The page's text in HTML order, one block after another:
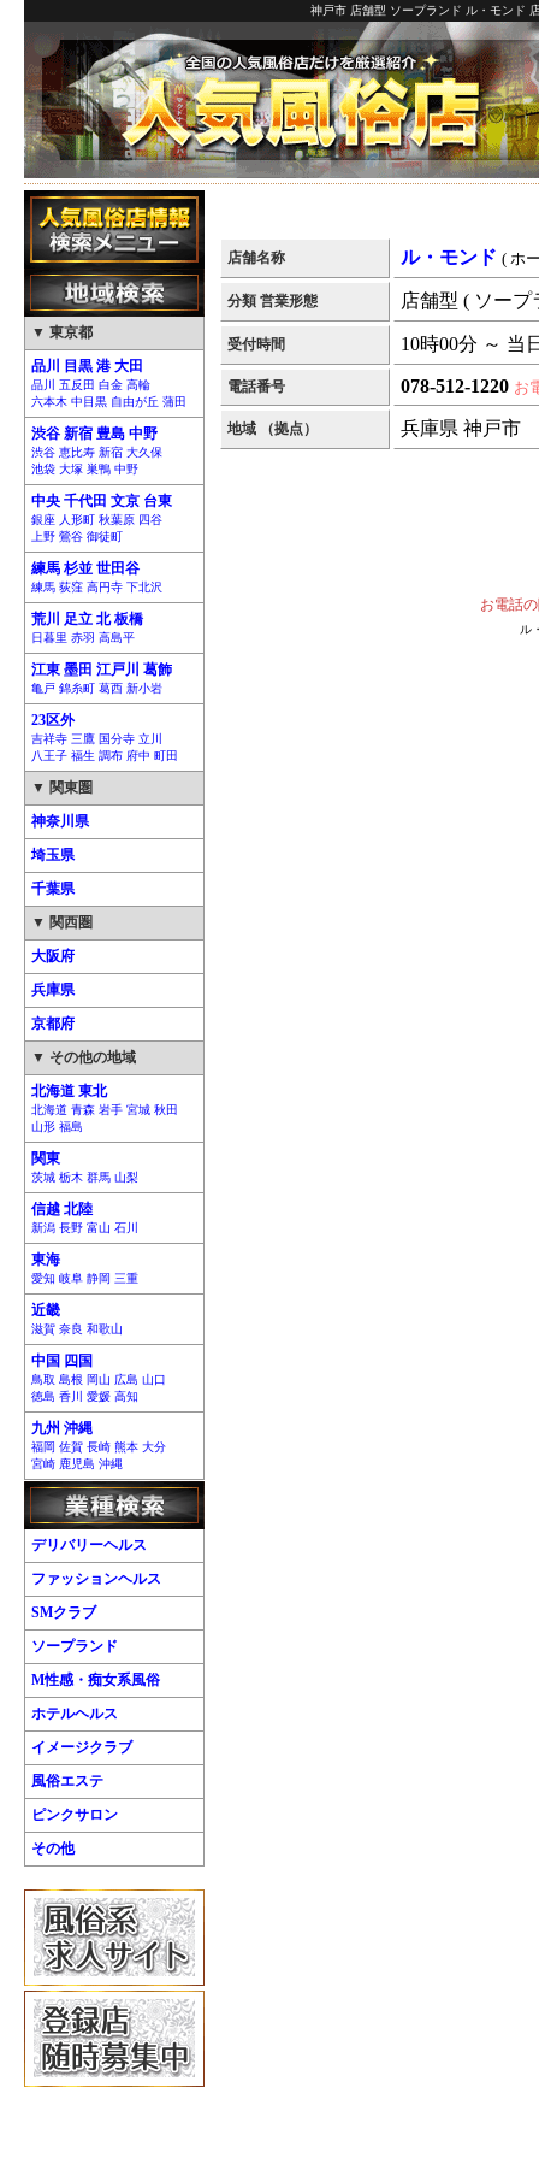
神戸市 店舗型 ソープランド ル・モンド
▼ 東京都
品川 目黒 港 大田
品川 五反田 白金 高輪
六本木 中目黒 自由が丘 蒲田
渋谷 新宿 豊島 中野
渋谷 恵比寿 新宿 大久保
池袋 大塚 巣鴨 中野
中央 千代田 文京 台東
銀座 人形町 秋葉原 四谷
上野 鶯谷 御徒町
練馬 杉並 世田谷
練馬 荻窪 高円寺 下北沢
荒川 足立 北 板橋
日暮里 赤羽 高島平
江東 墨田 江戸川 葛飾
亀戸 錦糸町 葛西 新小岩
23区外
吉祥寺 三鷹 国分寺 立川
八王子 福生 調布 府中 町田
▼ 関東圏
神奈川県
埼玉県
千葉県
▼ 関西圏
大阪府
兵庫県
京都府
▼ その他の地域
北海道 東北
北海道 青森 岩手 宮城 秋田
山形 福島
関東
茨城 栃木 群馬 山梨
信越 北陸
新潟 長野 富山 石川
東海
愛知 岐阜 静岡 三重
近畿
滋賀 奈良 和歌山
中国 四国
鳥取 島根 岡山 広島 山口
徳島 香川 愛媛 高知
九州 沖縄
福岡 佐賀 長崎 熊本 大分
宮崎 鹿児島 沖縄
デリバリーヘルス
ファッションヘルス
SMクラブ
ソープランド
M性感・痴女系風俗
ホテルヘルス
イメージクラブ
風俗エステ
ピンクサロン
その他
店舗名称 ル・モンド ( ホ
分類 営業形態 店舗型 ( ソープ
受付時間 10時00分 ～ 当
電話番号 078-512-1220 お
地域 （拠点） 兵庫県 神戸市
お電話
ル